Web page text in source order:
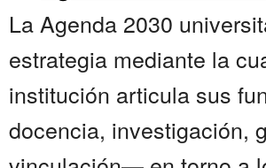
La Agenda 2030
estrategia mediante la
institución articula sus
docencia, investigación,